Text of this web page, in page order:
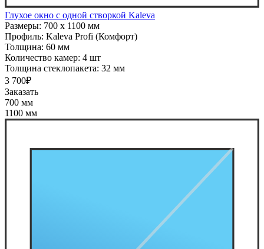
Глухое окно с одной створкой Kaleva
Размеры: 700 x 1100 мм
Профиль: Kaleva Profi (Комфорт)
Толщина: 60 мм
Количество камер: 4 шт
Толщина стеклопакета: 32 мм
3 700₽
Заказать
700 мм
1100 мм